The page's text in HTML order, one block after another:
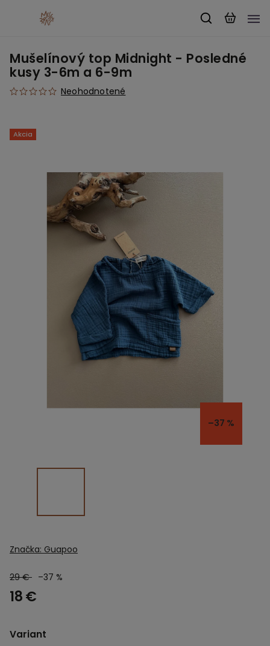
Mušelínový top Midnight - Posledné
kusy 3-6m a 6-9m
Neohodnotené
Akcia
–37 %
Značka: Guapoo
29 € –37 %
18 €
Variant